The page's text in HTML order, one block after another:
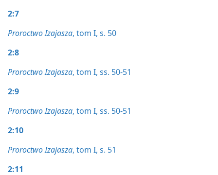
2:7
Proroctwo Izajasza, tom I, s. 50
2:8
Proroctwo Izajasza, tom I, ss. 50-51
2:9
Proroctwo Izajasza, tom I, ss. 50-51
2:10
Proroctwo Izajasza, tom I, s. 51
2:11